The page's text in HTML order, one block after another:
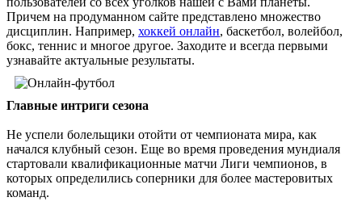
Причем на продуманном сайте представлено множество
дисциплин. Например, хоккей онлайн, баскетбол, волейбол,
бокс, теннис и многое другое. Заходите и всегда первыми
узнавайте актуальные результаты.
Главные интриги сезона
Не успели болельщики отойти от чемпионата мира, как
начался клубный сезон. Еще во время проведения мундиаля
стартовали квалификационные матчи Лиги чемпионов, в
которых определились соперники для более мастеровитых
команд.